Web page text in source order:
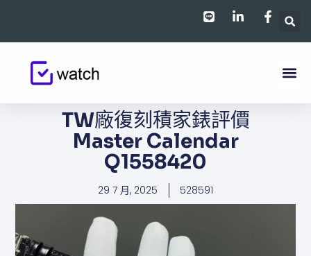
TW廠復刻積家錶評價
Master Calendar
Q1558420
29 7 月, 2025 528591